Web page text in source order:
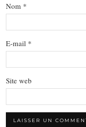
Nom *
E-mail *
Site web